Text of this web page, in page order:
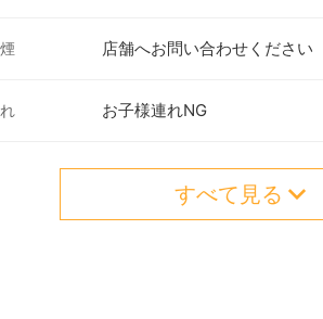
店舗へお問い合わせください
お子様連れNG
すべて見る